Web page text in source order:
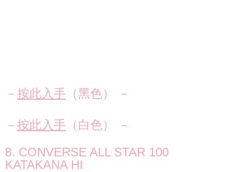
－ 按此入手 （黑色） －
－ 按此入手 （白色） －
8. CONVERSE ALL STAR 100
KATAKANA HI